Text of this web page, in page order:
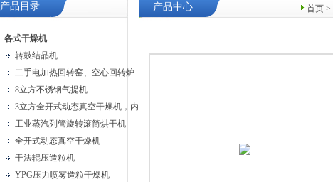
产品目录
各式干燥机
转鼓结晶机
二手电加热回转窑、空心回转炉
8立方不锈钢气提机
3立方全开式动态真空干燥机，内部耙式搅拌
工业蒸汽列管旋转滚筒烘干机
全开式动态真空干燥机
干法辊压造粒机
YPG压力喷雾造粒干燥机
首页 >
产品中心